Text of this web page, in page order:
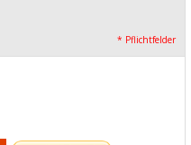
* Pflichtfelder